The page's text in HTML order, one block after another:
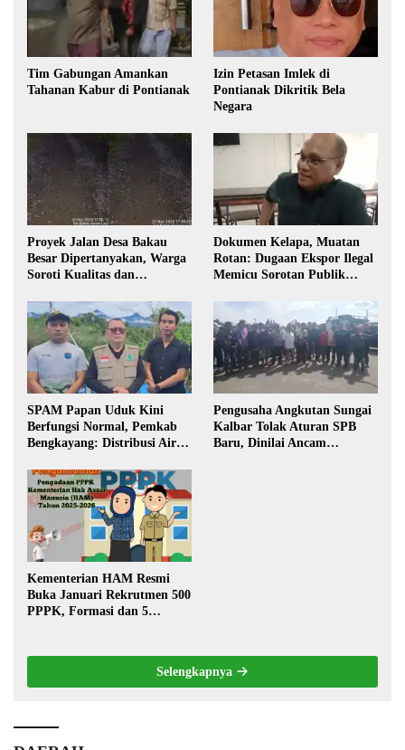
Tim Gabungan Amankan
Tahanan Kabur di Pontianak
Izin Petasan Imlek di
Pontianak Dikritik Bela
Negara
Proyek Jalan Desa Bakau
Besar Dipertanyakan, Warga
Soroti Kualitas dan
Pembangunan
Dokumen Kelapa, Muatan
Rotan: Dugaan Ekspor Ilegal
Memicu Sorotan Publik
SPAM Papan Uduk Kini
Berfungsi Normal, Pemkab
Bengkayang: Distribusi Air
Warga
Pengusaha Angkutan Sungai
Kalbar Tolak Aturan SPB
Baru, Dinilai Ancam
Kementerian HAM Resmi
Buka Januari Rekrutmen 500
PPPK, Formasi dan 5
Selengkapnya